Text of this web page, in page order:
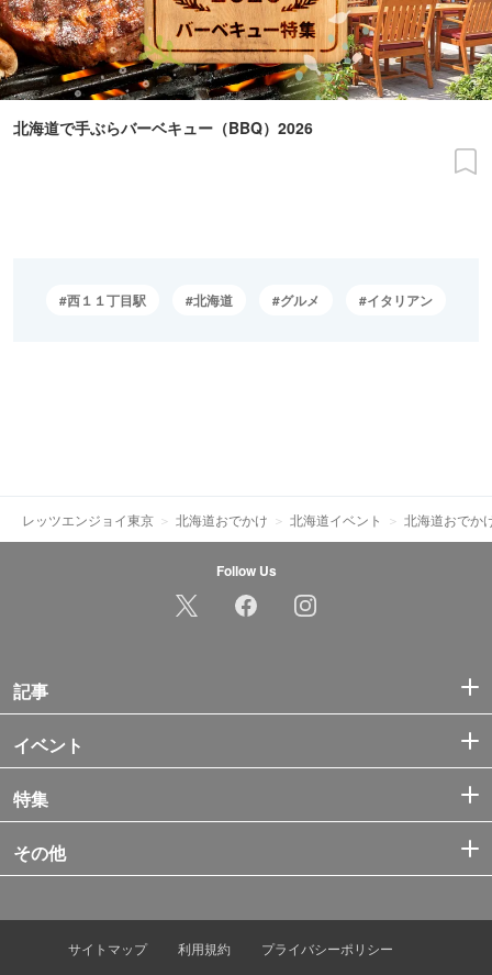
北海道で手ぶらバーベキュー（BBQ）2026
西１１丁目駅 北海道 グルメ イタリアン
レッツエンジョイ東京 北海道おでかけ 北海道イベント 北海道おでか
Follow Us
記事
イベント
特集
その他
サイトマップ 利用規約
プライバシーポリシー